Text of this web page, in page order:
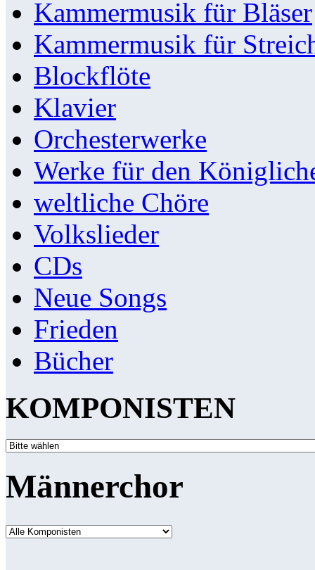
Kammermusik für Bläser
Kammermusik für
Blockflöte
Klavier
Orchesterwerke
Werke für den
weltliche Chöre
Volkslieder
CDs
Neue Songs
Frieden
Bücher
KOMPONISTEN
Männerchor